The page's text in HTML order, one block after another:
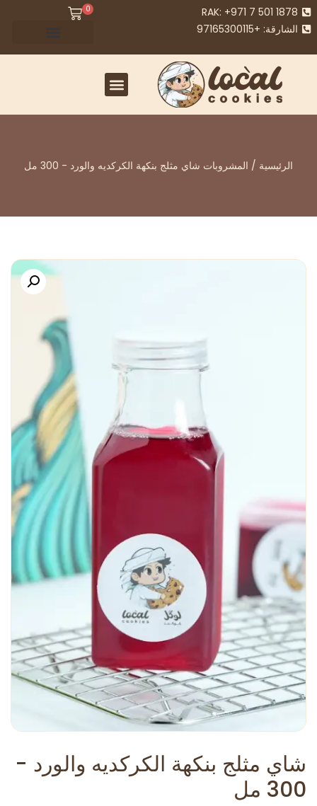
RAK: +971 7 501 1878
الشارقة: +97165300115
0
الرئيسية / المشروبات شاي مثلج بنكهة الكركديه والورد - 300 مل
شاي مثلج بنكهة الكركديه والورد -
300 مل